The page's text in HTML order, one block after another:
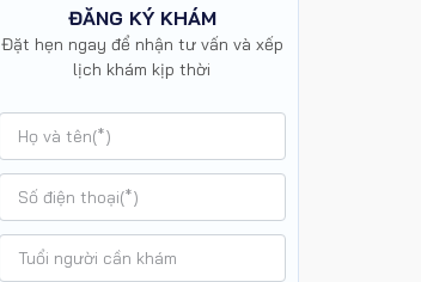
ĐĂNG KÝ KHÁM
Đặt hẹn ngay để nhận tư vấn và xếp
lịch khám kịp thời